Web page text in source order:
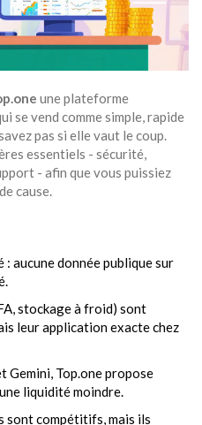
une plateforme
se vend comme simple, rapide
pas si elle vaut le coup.
essentiels - sécurité,
- afin que vous puissiez
cause.
: aucune donnée publique sur
stockage à froid) sont
leur application exacte chez
Gemini, Top.one propose
liquidité moindre.
sont compétitifs, mais ils